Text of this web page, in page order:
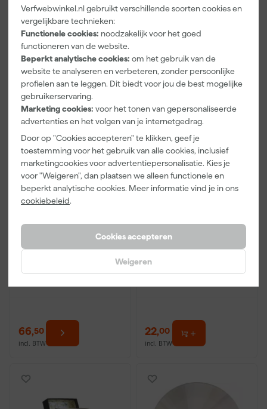
Verfwebwinkel.nl gebruikt verschillende soorten cookies en
vergelijkbare technieken:
Functionele cookies: noodzakelijk voor het goed
functioneren van de website.
Beperkt analytische cookies: om het gebruik van de
website te analyseren en verbeteren, zonder persoonlijke
profielen aan te leggen. Dit biedt voor jou de best mogelijke
gebruikerservaring.
Marketing cookies: voor het tonen van gepersonaliseerde
advertenties en het volgen van je internetgedrag.
Door op "Cookies accepteren" te klikken, geef je
toestemming voor het gebruik van alle cookies, inclusief
marketingcookies voor advertentiepersonalisatie. Kies je
voor "Weigeren", dan plaatsen we alleen functionele en
beperkt analytische cookies. Meer informatie vind je in ons
cookiebeleid.
Cookies accepteren
Weigeren
Muurverf - op kleur
gemengd - 4L
Donderdag bezorgd
-13%
39,99
incl. BTW
Wimborne White
Morgen bezorgd
58,00
Little Greene Intelligent
Matt Emulsion - op
66,50
incl. BTW
Farrow & Ball F&B
22,00
incl. BTW